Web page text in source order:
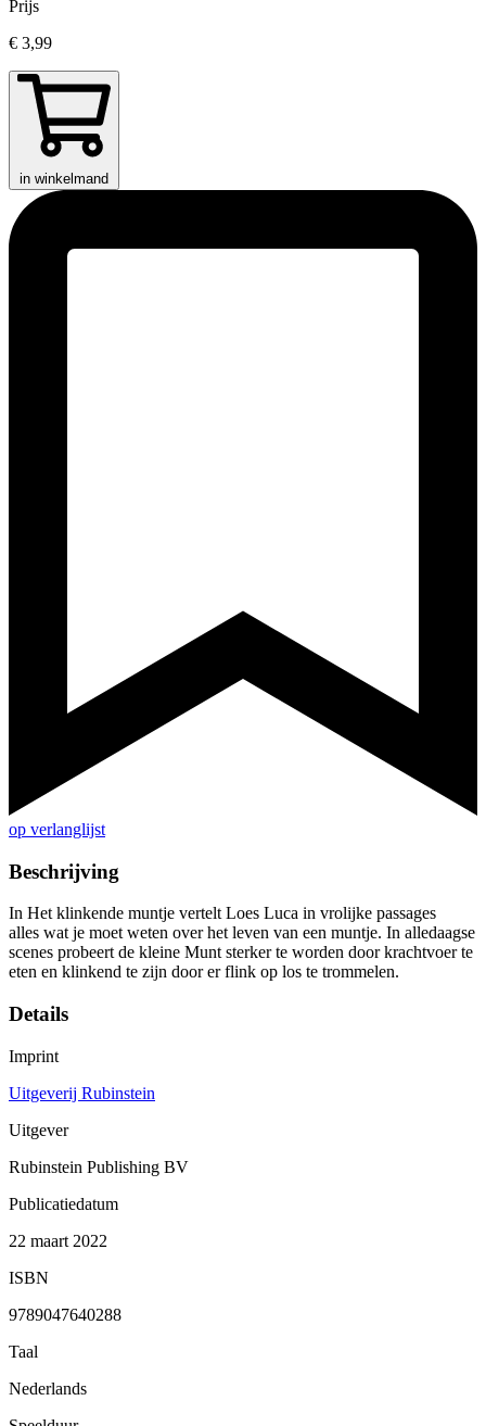
Prijs
€ 3,99
in winkelmand
op verlanglijst
Beschrijving
In Het klinkende muntje vertelt Loes Luca in vrolijke passages
alles wat je moet weten over het leven van een muntje. In alledaagse
scenes probeert de kleine Munt sterker te worden door krachtvoer te
eten en klinkend te zijn door er flink op los te trommelen.
Details
Imprint
Uitgeverij Rubinstein
Uitgever
Rubinstein Publishing BV
Publicatiedatum
22 maart 2022
ISBN
9789047640288
Taal
Nederlands